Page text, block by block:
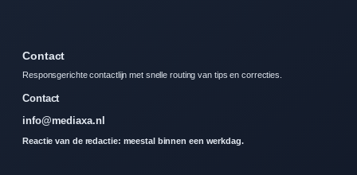
Contact
Responsgerichte contactlijn met snelle routing van tips en correcties.
Contact
info@mediaxa.nl
Reactie van de redactie: meestal binnen een werkdag.